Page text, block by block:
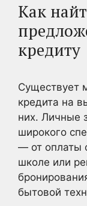
Как
кредиту
Существует
кредита на
них. Личные
широкого
— от оплаты
школе или
бытовой